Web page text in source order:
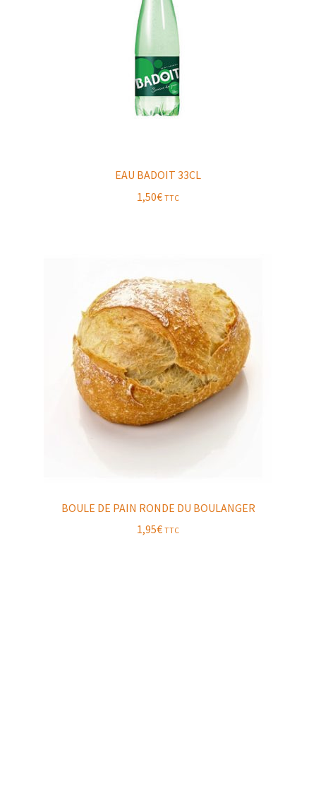
EAU BADOIT 33CL
1,50€ TTC
BOULE DE PAIN RONDE DU BOULANGER
1,95€ TTC